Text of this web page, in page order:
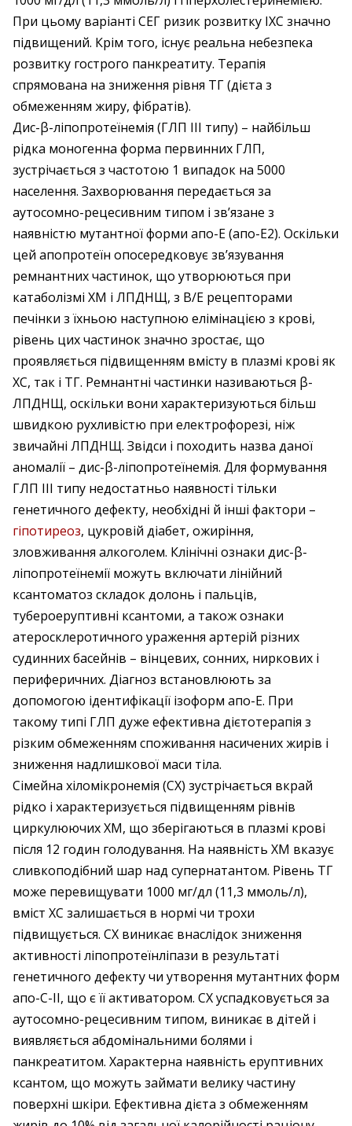
При цьому варіанті СЕГ ризик розвитку ІХС значно
підвищений. Крім того, існує реальна небезпека
розвитку гострого панкреатиту. Терапія
спрямована на зниження рівня ТГ (дієта з
обмеженням жиру, фібратів).
Дис-β-ліпопротеїнемія (ГЛП III типу) – найбільш
рідка моногенна форма первинних ГЛП,
зустрічається з частотою 1 випадок на 5000
населення. Захворювання передається за
аутосомно-рецесивним типом і зв’язане з
наявністю мутантної форми апо-Е (апо-Е2). Оскільки
цей апопротеїн опосередковує зв’язування
ремнантних частинок, що утворюються при
катаболізмі ХМ і ЛПДНЩ, з В/Е рецепторами
печінки з їхньою наступною елімінацією з крові,
рівень цих частинок значно зростає, що
проявляється підвищенням вмісту в плазмі крові як
ХС, так і ТГ. Ремнантні частинки називаються β-
ЛПДНЩ, оскільки вони характеризуються більш
швидкою рухливістю при електрофорезі, ніж
звичайні ЛПДНЩ. Звідси і походить назва даної
аномалії – дис-β-ліпопротеїнемія. Для формування
ГЛП III типу недостатньо наявності тільки
генетичного дефекту, необхідні й інші фактори –
гіпотиреоз, цукровій діабет, ожиріння,
зловживання алкоголем. Клінічні ознаки дис-β-
ліпопротеїнемії можуть включати лінійний
ксантоматоз складок долонь і пальців,
тубероеруптивні ксантоми, а також ознаки
атеросклеротичного ураження артерій різних
судинних басейнів – вінцевих, сонних, ниркових і
периферичних. Діагноз встановлюють за
допомогою ідентифікації ізоформ апо-Е. При
такому типі ГЛП дуже ефективна дієтотерапія з
різким обмеженням споживання насичених жирів і
зниження надлишкової маси тіла.
Сімейна хіломікронемія (СХ) зустрічається вкрай
рідко і характеризується підвищенням рівнів
циркулюючих ХМ, що зберігаються в плазмі крові
після 12 годин голодування. На наявність ХМ вказує
сливкоподібний шар над супернатантом. Рівень ТГ
може перевищувати 1000 мг/дл (11,3 ммоль/л),
вміст ХС залишається в нормі чи трохи
підвищується. СХ виникає внаслідок зниження
активності ліпопротеїнліпази в результаті
генетичного дефекту чи утворення мутантних форм
апо-С-ІІ, що є її активатором. СХ успадковується за
аутосомно-рецесивним типом, виникає в дітей і
виявляється абдомінальними болями і
панкреатитом. Характерна наявність еруптивних
ксантом, що можуть займати велику частину
поверхні шкіри. Ефективна дієта з обмеженням